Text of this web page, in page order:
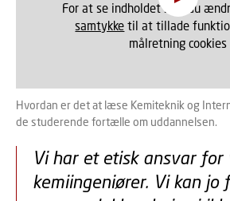
For at se indholdet skal du
samtykke til at tillade
målretning cookies
Hvordan er det at læse Kemiteknik og
de studerende fortælle om uddannelsen.
Vi har et etisk ansvar for
kemiingeniører. Vi kan jo